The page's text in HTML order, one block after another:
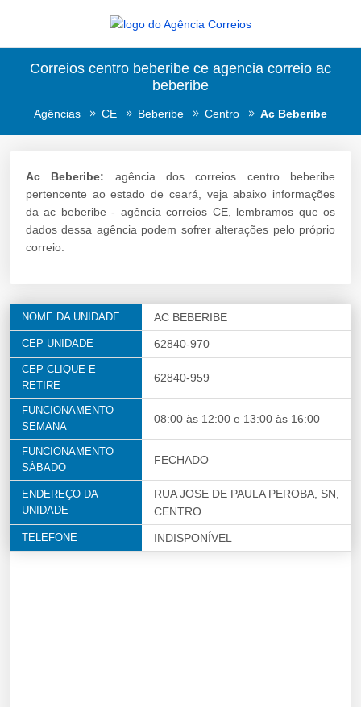
Correios centro beberibe ce agencia correio ac
beberibe
Agências CE Beberibe Centro Ac Beberibe
Ac Beberibe: agência dos correios centro beberibe
pertencente ao estado de ceará, veja abaixo informações
da ac beberibe - agência correios CE, lembramos que os
dados dessa agência podem sofrer alterações pelo próprio
correio.
NOME DA UNIDADE AC BEBERIBE
CEP UNIDADE 62840-970
CEP CLIQUE E
RETIRE
62840-959
FUNCIONAMENTO
SEMANA
08:00 às 12:00 e 13:00 às 16:00
FUNCIONAMENTO
SÁBADO
FECHADO
ENDEREÇO DA
UNIDADE
RUA JOSE DE PAULA PEROBA, SN,
CENTRO
TELEFONE INDISPONÍVEL